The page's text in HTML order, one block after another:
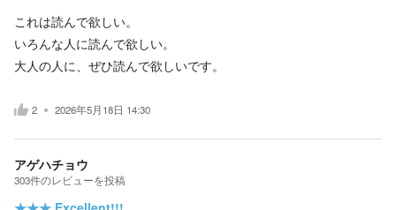
これは読んで欲しい。
いろんな人に読んで欲しい。
大人の人に、ぜひ読んで欲しいです。
2 2026年5月18日 14:30
アゲハチョウ
303件のレビューを投稿